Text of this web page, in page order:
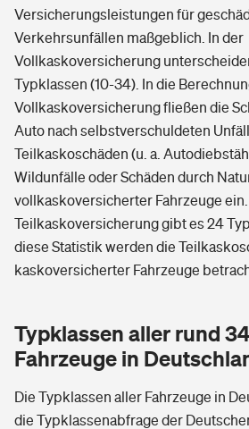
Versicherungsleistungen für
Verkehrsunfällen maßgeblich. In der
Vollkaskoversicherung
Typklassen (10-34). In die
Vollkaskoversicherung fließen die
Auto nach selbstverschuldeten
Teilkaskoschäden (u. a.
Wildunfälle oder Schäden durch
vollkaskoversicherter Fahrzeuge
Teilkaskoversicherung gibt es 24
diese Statistik werden die
kaskoversicherter Fahrzeuge
Typklassen aller rund
Fahrzeuge in
Die Typklassen aller Fahrzeuge in
die Typklassenabfrage der